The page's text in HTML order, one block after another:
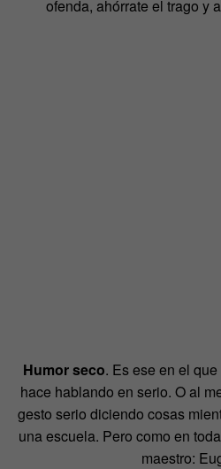
ofenda, ahórrate el trago y
Humor seco. Es ese en el
hace hablando en serio. O al
gesto serio diciendo cosas
una escuela. Pero como en
maestro: